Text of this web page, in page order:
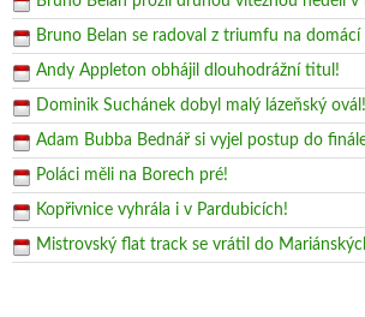
Bruno Belan se radoval z triumfu na domácí
Andy Appleton obhájil dlouhodrážní titul!
Dominik Suchánek dobyl malý lázeňský ovál!
Adam Bubba Bednář si vyjel postup do
Poláci měli na Borech pré!
Kopřivnice vyhrála i v Pardubicích!
Mistrovský flat track se vrátil do